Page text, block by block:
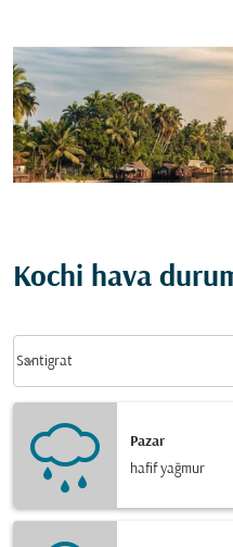
Kochi hava
Santigrat
keyboard_arrow_down
Pazar
hafif yağmur